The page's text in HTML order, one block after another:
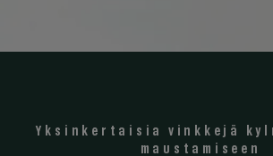
Yksinkertaisia vinkkejä
maustamiseen